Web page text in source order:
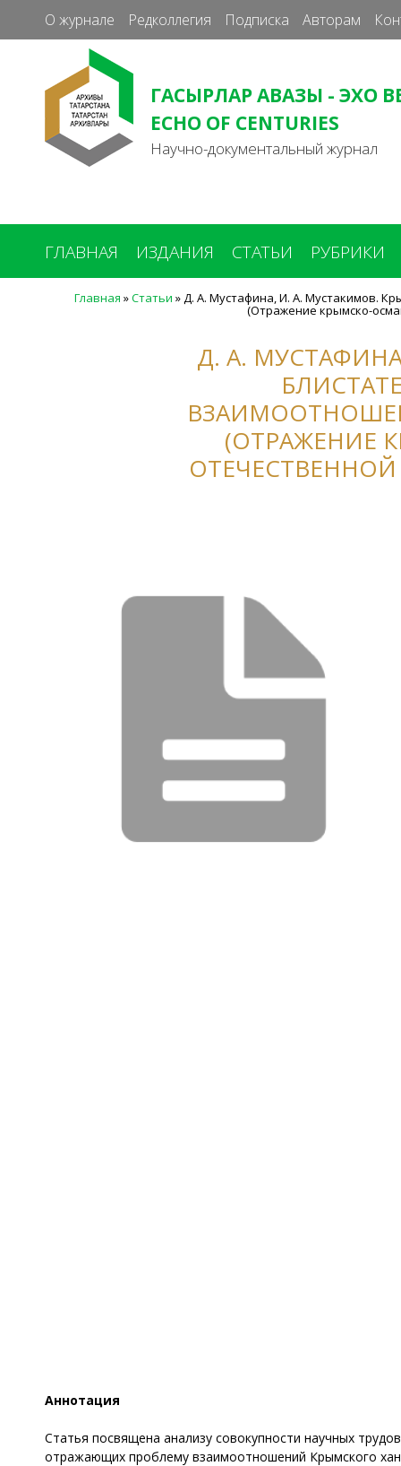
О журнале Редколлегия Подписка Авторам
ГАСЫРЛАР АВАЗЫ - ЭХО
ECHO OF CENTURIES
Научно-документальный журнал
ГЛАВНАЯ ИЗДАНИЯ СТАТЬИ РУБРИКИ
Главная »Статьи »Д. А. Мустафина, И. А. Мустакимов.
(Отражение крымско-
Д. А.
(ОТРАЖЕНИЕ
Аннотация
Статья посвящена анализу совокупности научных
отражающих проблему взаимоотношений Крымского